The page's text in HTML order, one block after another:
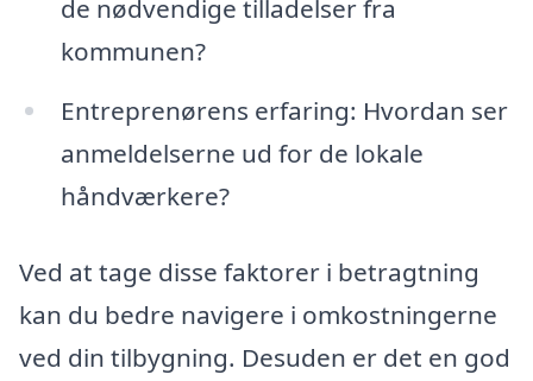
de nødvendige tilladelser fra
kommunen?
Entreprenørens erfaring: Hvordan ser
anmeldelserne ud for de lokale
håndværkere?
Ved at tage disse faktorer i betragtning
kan du bedre navigere i omkostningerne
ved din tilbygning. Desuden er det en god